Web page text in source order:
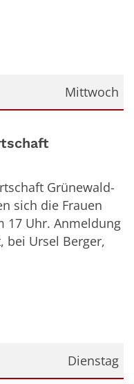
Mittwoch
Grünewald-
sich die Frauen
17 Uhr. Anmeldung
bei Ursel Berger,
Dienstag